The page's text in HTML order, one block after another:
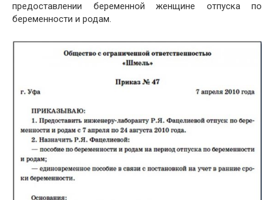
предоставлении беременной женщине отпуска по
беременности и родам.